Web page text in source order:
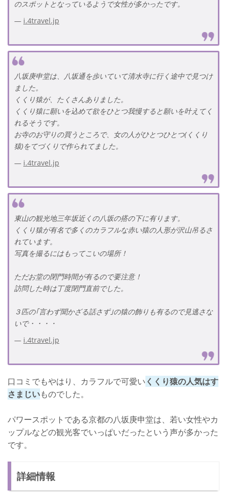
のスポットとなっているようで女性が多かったです。
i.4travel.jp
八坂庚申堂は、八坂通を歩いていて清水寺に行く途中で見つけ
ました。
くくり猿が、たくさんありました。
くくり猿に願いを込めて欲をひとつ我慢すると願いを叶えてく
れるそうです。
お寺のお守りの買うところで、女の人がひとつひとつ(くくり
猿)をてづくりで作られてました。
i.4travel.jp
東山の観光地三年坂近くの八坂の搭の下に有ります。
くくり猿が有名で多くのカラフルな赤い猿の人形が沢山吊るさ
れています。
写真を撮るにはもってこいの場所！
ただお堂の閉門時間が有るので要注意！
訪問した時は丁度閉門直前でした。
３匹の｢言わず聞かざる話さず｣の猿の飾りも有るので見逃さな
いで・・・・
i.4travel.jp
口コミでもやはり、カラフルで可愛い くくり猿の人気はす
さまじいものでした。
パワースポットである京都の八坂庚申堂は、若い女性やカ
ップルなどの観光客でいっぱいだったという声が多かった
です。
詳細情報